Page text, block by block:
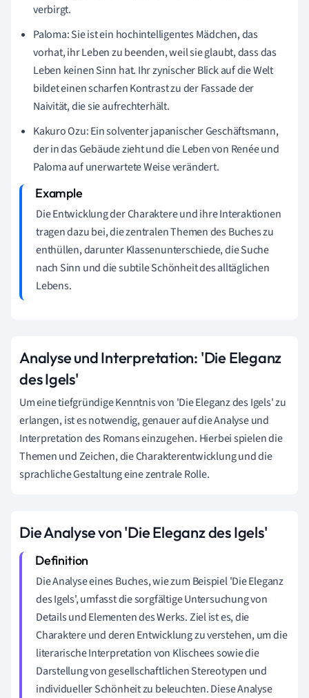
verbirgt.
Paloma: Sie ist ein hochintelligentes Mädchen, das
vorhat, ihr Leben zu beenden, weil sie glaubt, dass das
Leben keinen Sinn hat. Ihr zynischer Blick auf die Welt
bildet einen scharfen Kontrast zu der Fassade der
Naivität, die sie aufrechterhält.
Kakuro Ozu: Ein solventer japanischer Geschäftsmann,
der in das Gebäude zieht und die Leben von Renée und
Paloma auf unerwartete Weise verändert.
Die Entwicklung der Charaktere und ihre Interaktionen
tragen dazu bei, die zentralen Themen des Buches zu
enthüllen, darunter Klassenunterschiede, die Suche
nach Sinn und die subtile Schönheit des alltäglichen
Lebens.
Analyse und Interpretation: 'Die Eleganz
des Igels'
Um eine tiefgründige Kenntnis von 'Die Eleganz des Igels' zu
erlangen, ist es notwendig, genauer auf die Analyse und
Interpretation des Romans einzugehen. Hierbei spielen die
Themen und Zeichen, die Charakterentwicklung und die
sprachliche Gestaltung eine zentrale Rolle.
Die Analyse von 'Die Eleganz des Igels'
Die Analyse eines Buches, wie zum Beispiel 'Die Eleganz
des Igels', umfasst die sorgfältige Untersuchung von
Details und Elementen des Werks. Ziel ist es, die
Charaktere und deren Entwicklung zu verstehen, um die
literarische Interpretation von Klischees sowie die
Darstellung von gesellschaftlichen Stereotypen und
individueller Schönheit zu beleuchten. Diese Analyse